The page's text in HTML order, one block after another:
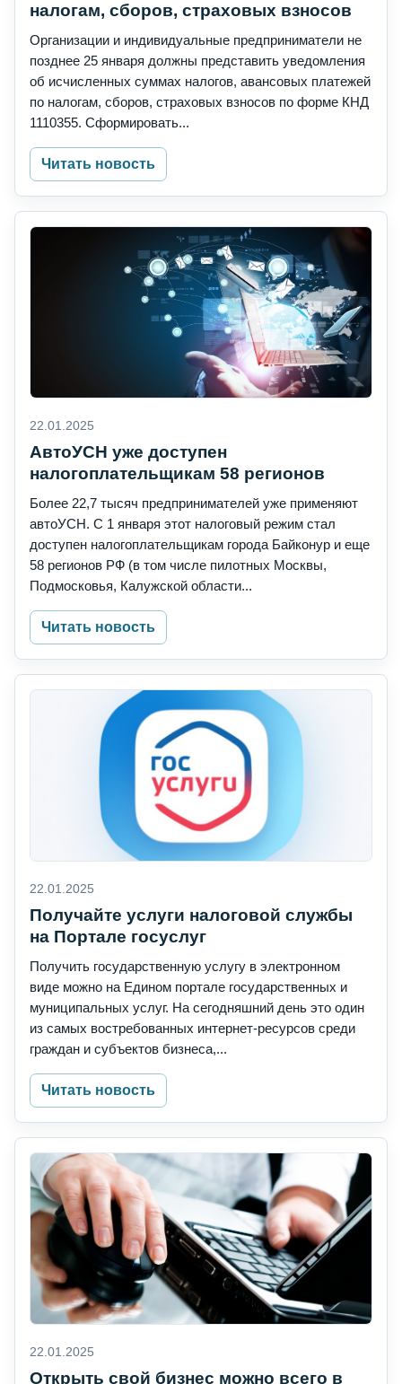
налогам, сборов, страховых взносов
Организации и индивидуальные предприниматели не
позднее 25 января должны представить уведомления
об исчисленных суммах налогов, авансовых платежей
по налогам, сборов, страховых взносов по форме КНД
1110355. Сформировать...
Читать новость
22.01.2025
АвтоУСН уже доступен
налогоплательщикам 58 регионов
Более 22,7 тысяч предпринимателей уже применяют
автоУСН. С 1 января этот налоговый режим стал
доступен налогоплательщикам города Байконур и еще
58 регионов РФ (в том числе пилотных Москвы,
Подмосковья, Калужской области...
Читать новость
22.01.2025
Получайте услуги налоговой службы
на Портале госуслуг
Получить государственную услугу в электронном
виде можно на Едином портале государственных и
муниципальных услуг. На сегодняшний день это один
из самых востребованных интернет-ресурсов среди
граждан и субъектов бизнеса,...
Читать новость
22.01.2025
Открыть свой бизнес можно всего в